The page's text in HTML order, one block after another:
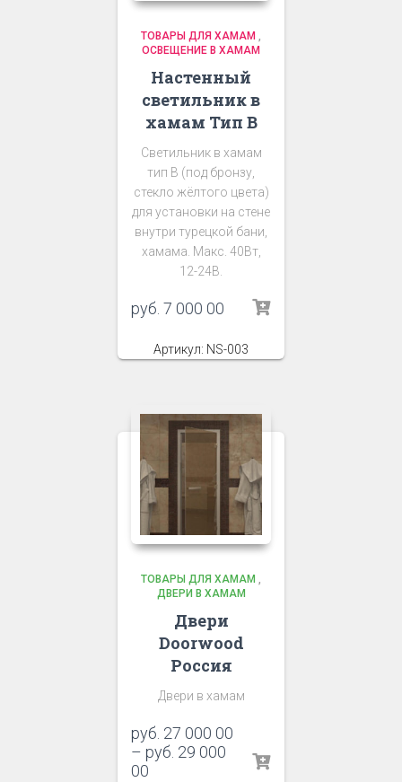
ТОВАРЫ ДЛЯ ХАМАМ ,
ОСВЕЩЕНИЕ В ХАМАМ
Настенный
светильник в
хамам Тип В
Светильник в хамам
тип В (под бронзу,
стекло жёлтого цвета)
для установки на стене
внутри турецкой бани,
хамама. Макс. 40Вт,
12-24В.
руб. 7 000 00
Артикул: NS-003
ТОВАРЫ ДЛЯ ХАМАМ ,
ДВЕРИ В ХАМАМ
Двери
Doorwood
Россия
Двери в хамам
руб. 27 000 00
– руб. 29 000
00